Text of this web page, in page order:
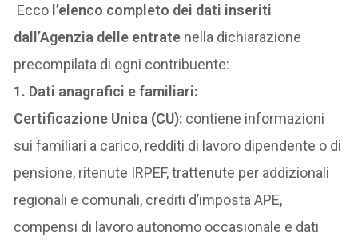
Ecco l’elenco completo dei dati inseriti
dall’Agenzia delle entrate nella dichiarazione
precompilata di ogni contribuente:
1. Dati anagrafici e familiari:
Certificazione Unica (CU): contiene informazioni
sui familiari a carico, redditi di lavoro dipendente o di
pensione, ritenute IRPEF, trattenute per addizionali
regionali e comunali, crediti d’imposta APE,
compensi di lavoro autonomo occasionale e dati